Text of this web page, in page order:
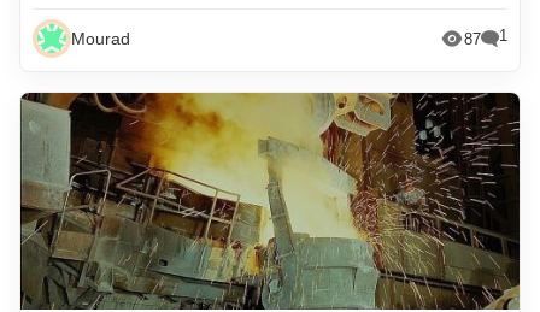
Mourad 87 1